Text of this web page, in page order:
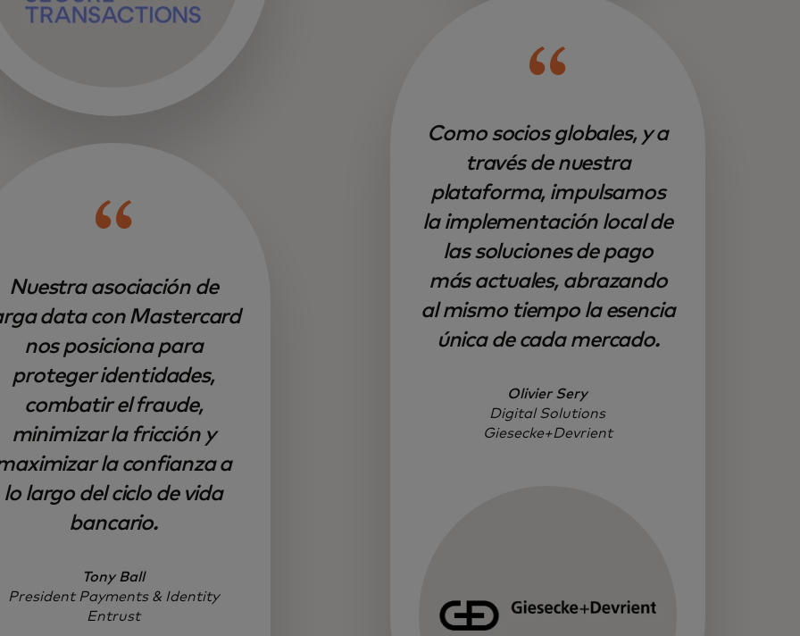
Nuestra asociación de
data con Mastercard
nos posiciona para
proteger identidades,
combatir el fraude,
minimizar la fricción y
la confianza a
lo largo del ciclo de vida
bancario.
Tony Ball
President Payments & Identity
Entrust
Como socios globales, y a
través de nuestra
plataforma, impulsamos
la implementación local de
las soluciones de pago
más actuales, abrazando
al mismo tiempo la esencia
única de cada mercado.
Olivier Sery
Digital Solutions
Giesecke+Devrient